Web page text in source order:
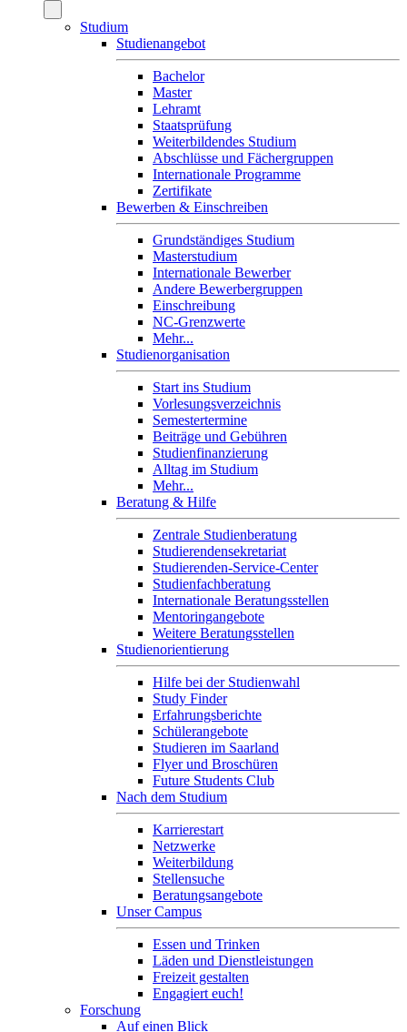
Studium
Studienangebot
Bachelor
Master
Lehramt
Staatsprüfung
Weiterbildendes Studium
Abschlüsse und Fächergruppen
Internationale Programme
Zertifikate
Bewerben & Einschreiben
Grundständiges Studium
Masterstudium
Internationale Bewerber
Andere Bewerbergruppen
Einschreibung
NC-Grenzwerte
Mehr...
Studienorganisation
Start ins Studium
Vorlesungsverzeichnis
Semestertermine
Beiträge und Gebühren
Studienfinanzierung
Alltag im Studium
Mehr...
Beratung & Hilfe
Zentrale Studienberatung
Studierendensekretariat
Studierenden-Service-Center
Studienfachberatung
Internationale Beratungsstellen
Mentoringangebote
Weitere Beratungsstellen
Studienorientierung
Hilfe bei der Studienwahl
Study Finder
Erfahrungsberichte
Schülerangebote
Studieren im Saarland
Flyer und Broschüren
Future Students Club
Nach dem Studium
Karrierestart
Netzwerke
Weiterbildung
Stellensuche
Beratungsangebote
Unser Campus
Essen und Trinken
Läden und Dienstleistungen
Freizeit gestalten
Engagiert euch!
Forschung
Auf einen Blick